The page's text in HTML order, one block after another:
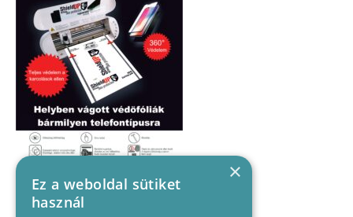
×
Ez a weboldal sütiket
használ